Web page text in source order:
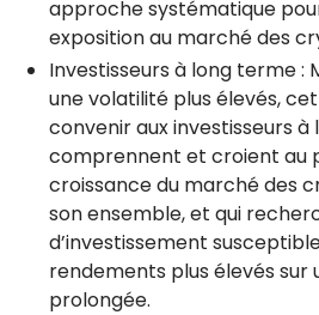
approche systématique
exposition au marché des
Investisseurs à long terme :
une volatilité plus élevés,
convenir aux investisseurs
comprennent et croient au
croissance du marché des
son ensemble, et qui
d’investissement
rendements plus élevés sur
prolongée.